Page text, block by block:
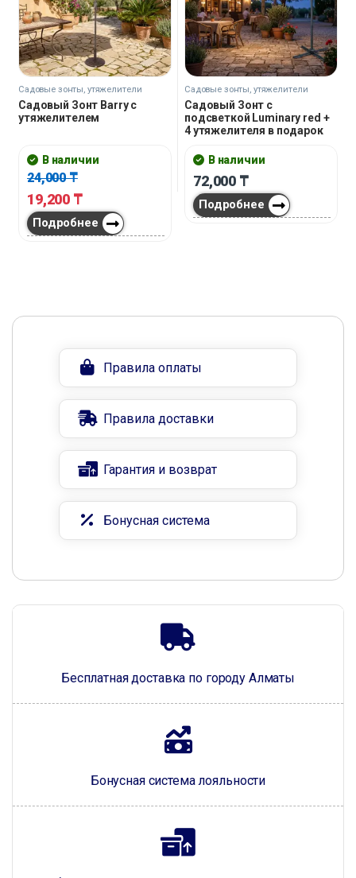
Садовые зонты, утяжелители
Садовый Зонт Barry с
утяжелителем
В наличии
24,000₸
19,200 ₸
Подробнее
Садовые зонты, утяжелители
Садовый Зонт с
подсветкой Luminary red +
4 утяжелителя в подарок
В наличии
72,000 ₸
Подробнее
Бесплатная доставка по городу Алматы
Бонусная система лояльности
Правила оплаты
Правила доставки
Гарантия и возврат
Бонусная система